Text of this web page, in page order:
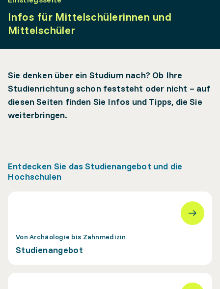
Infos für Mittelschülerinnen und
Mittelschüler
Sie denken über ein Studium nach? Ob Ihre
Studienrichtung schon feststeht oder nicht – auf
diesen Seiten finden Sie Infos und Tipps, die Sie
weiterbringen.
Entdecken Sie das Studienangebot und die
Hochschulen
Von Archäologie bis Zahnmedizin
Studienangebot